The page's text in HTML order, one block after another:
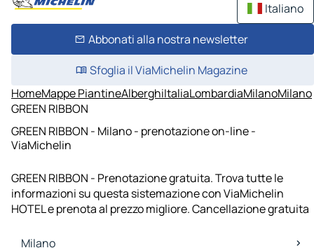
Italiano
Abbonati alla nostra newsletter
Sfoglia il ViaMichelin Magazine
HomeMappe PiantineAlberghiItaliaLombardiaMilanoMilano
GREEN RIBBON
GREEN RIBBON - Milano - prenotazione on-line -
ViaMichelin
GREEN RIBBON - Prenotazione gratuita. Trova tutte le
informazioni su questa sistemazione con ViaMichelin
HOTEL e prenota al prezzo migliore. Cancellazione gratuita
Milano